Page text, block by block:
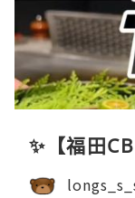
✨【福田